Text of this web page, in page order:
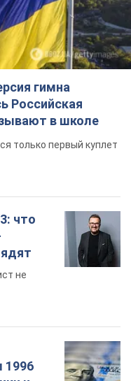
только первый куплет
что
1996
и